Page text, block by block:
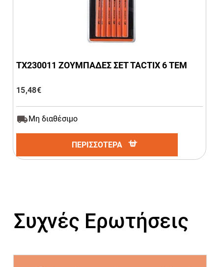
ΤΧ230011 ΖΟΥΜΠΑΔΕΣ ΣΕΤ TACTIX 6 ΤΕΜ
15,48€
Μη διαθέσιμο
ΠΕΡΙΣΣΟΤΕΡΑ
Συχνές Ερωτήσεις